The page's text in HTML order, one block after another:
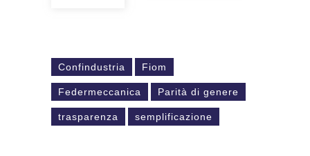
Confindustria Fiom
Federmeccanica Parità di genere
trasparenza semplificazione